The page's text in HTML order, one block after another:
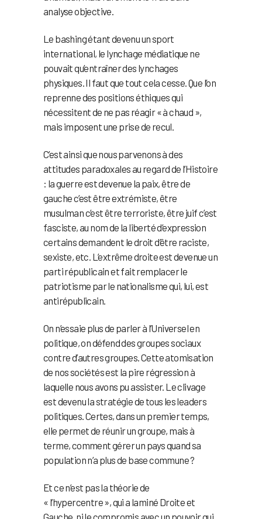
analyse objective.
Le bashing étant devenu un sport
international, le lynchage médiatique ne
pouvait qu’entraîner des lynchages
physiques. Il faut que tout cela cesse. Que l’on
reprenne des positions éthiques qui
nécessitent de ne pas réagir « à chaud »,
mais imposent une prise de recul.
C’est ainsi que nous parvenons à des
attitudes paradoxales au regard de l’Histoire
: la guerre est devenue la paix, être de
gauche c’est être extrémiste, être
musulman c’est être terroriste, être juif c’est
fasciste, au nom de la liberté d’expression
certains demandent le droit d’être raciste,
sexiste, etc. L’extrême droite est devenue un
parti républicain et fait remplacer le
patriotisme par le nationalisme qui, lui, est
antirépublicain.
On n’essaie plus de parler à l’Universel en
politique, on défend des groupes sociaux
contre d’autres groupes. Cette atomisation
de nos sociétés est la pire régression à
laquelle nous avons pu assister. Le clivage
est devenu la stratégie de tous les leaders
politiques. Certes, dans un premier temps,
elle permet de réunir un groupe, mais à
terme, comment gérer un pays quand sa
population n’a plus de base commune ?
Et ce n’est pas la théorie de
« l’hypercentre », qui a laminé Droite et